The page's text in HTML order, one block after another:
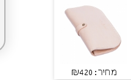
מחיר: ₪420